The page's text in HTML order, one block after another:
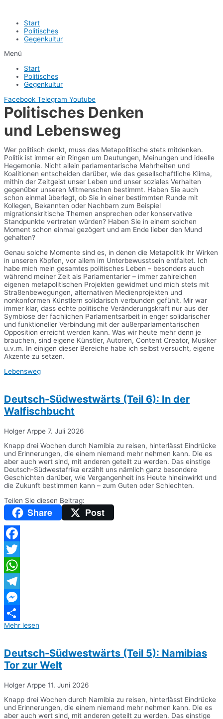
Start
Politisches
Gegenkultur
Menü
Start
Politisches
Gegenkultur
Facebook Telegram Youtube
Politisches Denken
und Lebensweg
Wer politisch denkt, muss das Metapolitische stets mitdenken.
Politik ist immer ein Ringen um Deutungen, Meinungen und ideelle
Hegemonie. Nicht allein parlamentarische Mehrheiten und
Koalitionen entscheiden darüber, wie das gesellschaftliche Klima,
mithin der Zeitgeist unser Leben und unser soziales Verhalten
gegenüber unseren Mitmenschen bestimmt. Haben Sie auch
schon einmal überlegt, ob Sie in einer bestimmten Runde mit
Kollegen, Bekannten oder Nachbarn zum Beispiel
migrationskritische Themen ansprechen oder konservative
Standpunkte vertreten würden? Haben Sie in einem solchen
Moment schon einmal gezögert und am Ende lieber den Mund
gehalten?
Genau solche Momente sind es, in denen die Metapolitik ihr Wirken
in unseren Köpfen, vor allem im Unterbewusstsein entfaltet. Ich
habe mich mein gesamtes politisches Leben – besonders auch
während meiner Zeit als Parlamentarier – immer zahlreichen
eigenen metapolitischen Projekten gewidmet und mich stets mit
Straßenbewegungen, alternativen Medienprojekten und
nonkonformen Künstlern solidarisch verbunden gefühlt. Mir war
immer klar, dass echte politische Veränderungskraft nur aus der
Symbiose der fachlichen Parlamentsarbeit in enger solidarischer
und funktioneller Verbindung mit der außerparlamentarischen
Opposition erreicht werden kann. Was wir heute mehr denn je
brauchen, sind eigene Künstler, Autoren, Content Creator, Musiker
u.v.m. In einigen dieser Bereiche habe ich selbst versucht, eigene
Akzente zu setzen.
Lebensweg
Deutsch-Südwestwärts (Teil 6): In der
Walfischbucht
Holger Arppe 7. Juli 2026
Knapp drei Wochen durch Namibia zu reisen, hinterlässt Eindrücke
und Erinnerungen, die einem niemand mehr nehmen kann. Die es
aber auch wert sind, mit anderen geteilt zu werden. Das einstige
Deutsch-Südwestafrika erzählt uns nämlich ganz besondere
Geschichten darüber, wie Vergangenheit ins Heute hineinwirkt und
die Zukunft bestimmen kann – zum Guten oder Schlechten.
Teilen Sie diesen Beitrag:
Share Post
Facebook
Twitter
WhatsApp
Telegram
Messenger
Teilen
Mehr lesen
Deutsch-Südwestwärts (Teil 5): Namibias
Tor zur Welt
Holger Arppe 11. Juni 2026
Knapp drei Wochen durch Namibia zu reisen, hinterlässt Eindrücke
und Erinnerungen, die einem niemand mehr nehmen kann. Die es
aber auch wert sind, mit anderen geteilt zu werden. Das einstige